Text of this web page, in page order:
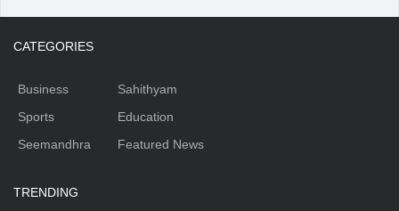
CATEGORIES
Business
Sports
Seemandhra
Sahithyam
Education
Featured News
TRENDING